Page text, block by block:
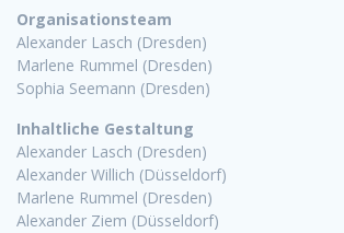
Organisationsteam
Alexander Lasch (Dresden)
Marlene Rummel (Dresden)
Sophia Seemann (Dresden)
Inhaltliche Gestaltung
Alexander Lasch (Dresden)
Alexander Willich (Düsseldorf)
Marlene Rummel (Dresden)
Alexander Ziem (Düsseldorf)